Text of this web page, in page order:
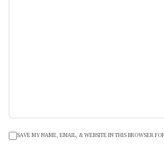
SAVE MY NAME, EMAIL, & WEBSITE IN THIS BROWSER